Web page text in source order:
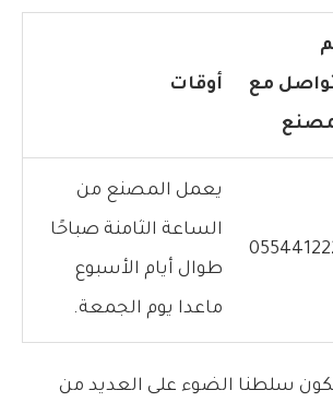
مع
أوقات
يعمل المصنع من
الساعة الثامنة صباحًا
طوال أيام الأسبوع
ماعدا يوم الجمعة.
نكون سلطنا الضوء على العديد من